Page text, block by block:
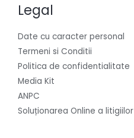
Legal
Date cu caracter personal
Termeni si Conditii
Politica de confidentialitate
Media Kit
ANPC
Soluționarea Online a litigiilor